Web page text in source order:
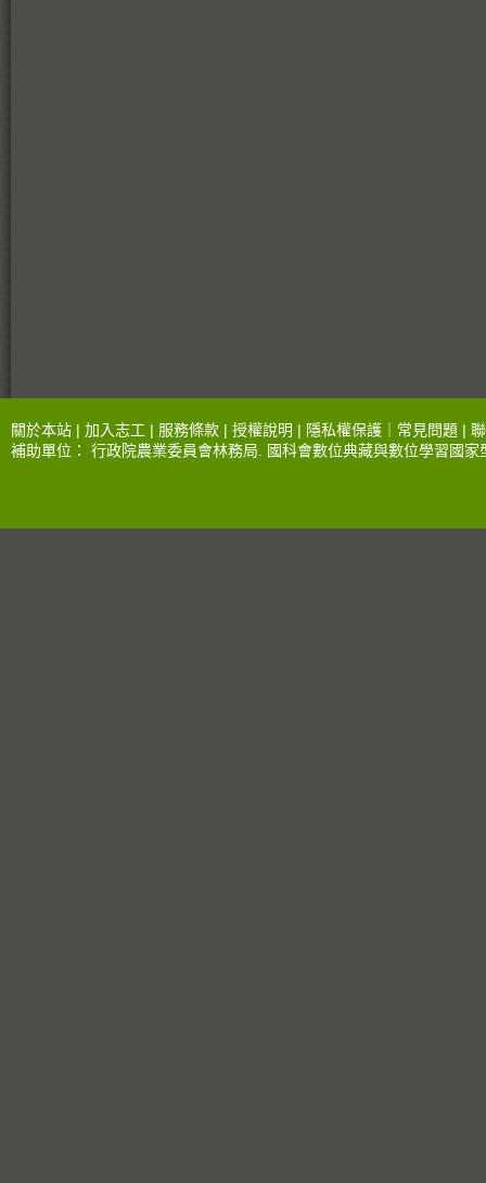
關於本站 | 加入志工 | 服務條款 | 授權說明 | 隱私權保護 常見問題 |
補助單位： 行政院農業委員會林務局 國科會數位典藏與數位學習國家